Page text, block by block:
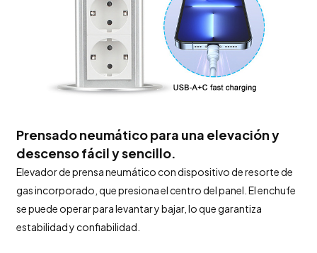
Prensado neumático para una elevación y
descenso fácil y sencillo.
Elevador de prensa neumático con dispositivo de resorte de
gas incorporado, que presiona el centro del panel. El enchufe
se puede operar para levantar y bajar, lo que garantiza
estabilidad y confiabilidad.